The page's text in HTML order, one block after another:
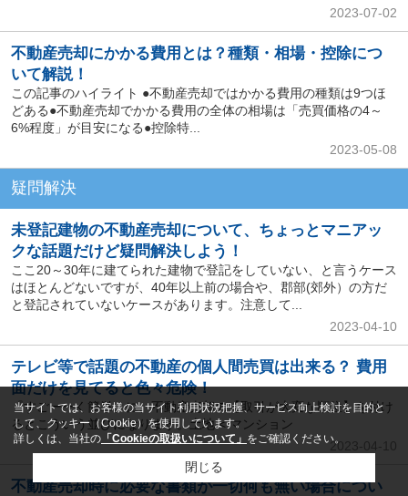
2023-07-02
不動産売却にかかる費用とは？種類・相場・控除につ
いて解説！
この記事のハイライト ●不動産売却ではかかる費用の種類は9つほ
どある●不動産売却でかかる費用の全体の相場は「売買価格の4～
6%程度」が目安になる●控除特...
2023-05-08
疑問解決
未登記建物の不動産売却について、ちょっとマニアッ
クな話題だけど疑問解決しよう！
ここ20～30年に建てられた建物で登記をしていない、と言うケース
はほとんどないですが、40年以上前の場合や、郡部(郊外）の方だ
と登記されていないケースがあります。注意して...
2023-04-10
テレビ等で話題の不動産の個人間売買は出来る？ 費用
面だけを見てると色々危険！
『すごーーく簡単』に、不動産売却の【取引が大変な順位】を付け
るとこういう並びになります。土地 < マンション
2023-04-10
不動産売却時に必要な書類が一切何も無い場合につい
当サイトでは、お客様の当サイト利用状況把握、サービス向上検討を目的と
して、クッキー（Cookie）を使用しています。
詳しくは、当社の 「Cookieの取扱いについて」 をご確認ください。
閉じる